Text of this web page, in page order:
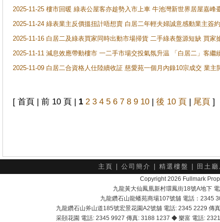
2025-11-25 樓市回暖 綠表公屋客亦趁勢入市上車 牛池灣新世界居屋嘉峰
2025-11-24 綠表業主反價搵扭計唔想賣 白居二年輕夫婦誠意感動業主簽
2025-11-16 白居二及綠表買家同時出動市場掃貨 二手綠表盤源短缺 買
2025-11-11 減息效應帶動樓市 一二手市場交投氣氛升温 「白居二」客
2025-11-09 白居二合資格人仕陸續收証 慈愛苑一個月內錄10宗成交 業
[ 首頁 | 前 10 頁 | 1 2 3 4 5 6 7 8 9 10 | 後 10 頁 | 尾頁 ]
主頁 公司簡介 精選樓盤 田土
Copyright 2026 Fullmark
九龍黃大仙鳳凰新村環鳳街18號A地下
九龍鑽石山龍蟠苑商場107號舖 電話：2345
九龍鑽石山斧山道185號宏景花園A2號舖 電話: 2345 2229
采頣花園 電話: 2345 9927 傳真: 3188 1237 ◆ 樂富 電話: